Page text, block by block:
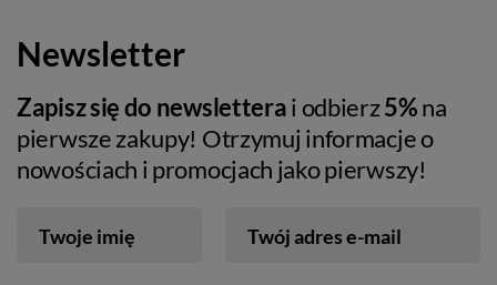
Newsletter
Zapisz się do newsletterai odbierz5%na
pierwsze zakupy! Otrzymuj informacje o
nowościach i promocjach jako pierwszy!
Twoje imię Twój adres e-mail